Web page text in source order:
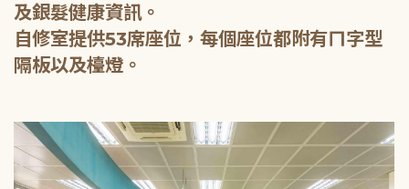
及銀髮健康資訊。
自修室提供53席座位，每個座位都附有ㄇ字型